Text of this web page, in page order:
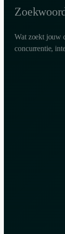
Wat zoekt jouw
concurrentie,